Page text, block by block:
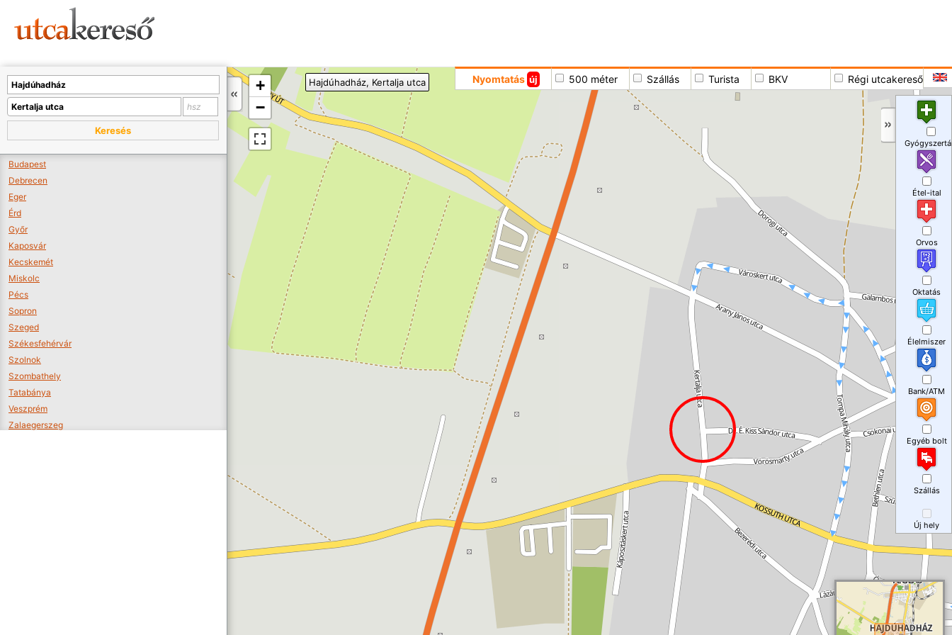
+
−
Nyomtatás új 500 méter Szállás Turista BKV Régi utcakereső
Hajdúhadház, Kertalja utca
Keresés
Budapest
Debrecen
Eger
Érd
Győr
Kaposvár
Kecskemét
Miskolc
Pécs
Sopron
Szeged
Székesfehérvár
Szolnok
Szombathely
Tatabánya
Veszprém
Zalaegerszeg
Étel-ital
Orvos
Oktatás
Élelmiszer
Bank/ATM
Egyéb bolt
Szállás
Új hely
A térképet kicsinyíteni kell, hogy látszódjanak a boltok.
Boltok látszódjanak >>